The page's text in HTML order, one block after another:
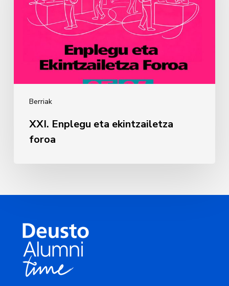
Berriak
XXI. Enplegu eta ekintzailetza
foroa